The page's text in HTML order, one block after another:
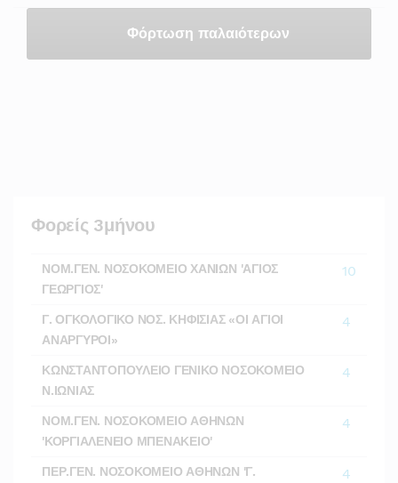
Φορείς 3μήνου
ΝΟΜ.ΓΕΝ. ΝΟΣΟΚΟΜΕΙΟ ΧΑΝΙΩΝ 'ΑΓΙΟΣ
ΓΕΩΡΓΙΟΣ'
10
Γ. ΟΓΚΟΛΟΓΙΚΟ ΝΟΣ. ΚΗΦΙΣΙΑΣ «ΟΙ ΑΓΙΟΙ
ΑΝΑΡΓΥΡΟΙ»
4
ΚΩΝΣΤΑΝΤΟΠΟΥΛΕΙΟ ΓΕΝΙΚΟ ΝΟΣΟΚΟΜΕΙΟ
Ν.ΙΩΝΙΑΣ
4
ΝΟΜ.ΓΕΝ. ΝΟΣΟΚΟΜΕΙΟ ΑΘΗΝΩΝ
'ΚΟΡΓΙΑΛΕΝΕΙΟ ΜΠΕΝΑΚΕΙΟ'
4
ΠΕΡ.ΓΕΝ. ΝΟΣΟΚΟΜΕΙΟ ΑΘΗΝΩΝ 'Γ.
4
Φόρτωση παλαιότερων